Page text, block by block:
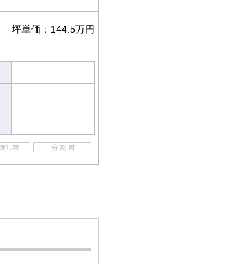
坪単価：144.5万円